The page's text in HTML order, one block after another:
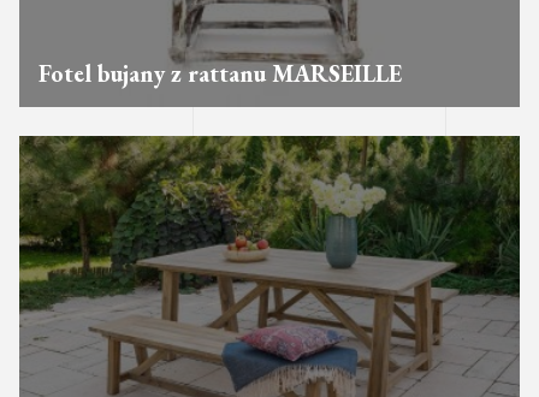
Fotel bujany z rattanu MARSEILLE